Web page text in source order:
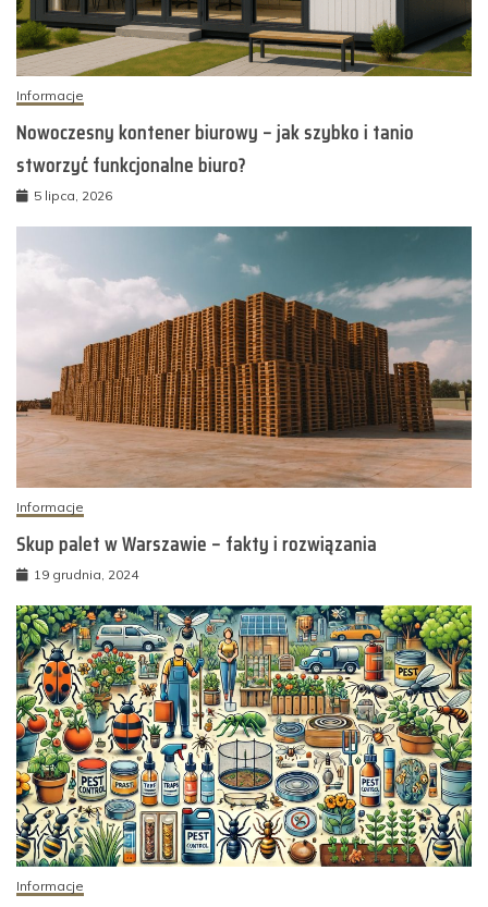
Informacje
Nowoczesny kontener biurowy – jak szybko i tanio
stworzyć funkcjonalne biuro?
5 lipca, 2026
Informacje
Skup palet w Warszawie – fakty i rozwiązania
19 grudnia, 2024
Informacje